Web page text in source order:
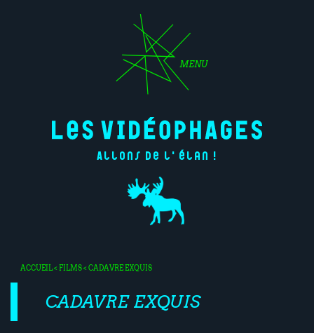
MENU
Allons de l'élan !
ACCUEIL< FILMS< CADAVRE EXQUIS
CADAVRE EXQUIS